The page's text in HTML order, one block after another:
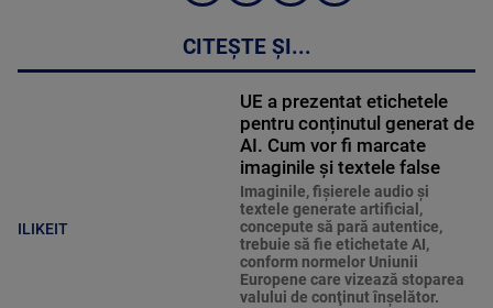
CITEȘTE ȘI...
ILIKEIT
UE a prezentat etichetele
pentru conținutul generat de
AI. Cum vor fi marcate
imaginile și textele false
Imaginile, fişierele audio şi
textele generate artificial,
concepute să pară autentice,
trebuie să fie etichetate AI,
conform normelor Uniunii
Europene care vizează stoparea
valului de conţinut înşelător.